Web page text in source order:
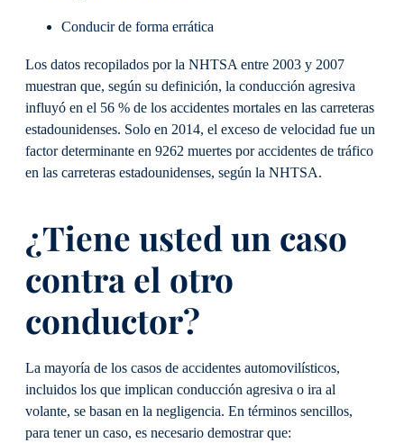
Conducir de forma errática
Los datos recopilados por la NHTSA entre 2003 y 2007
muestran que, según su definición, la conducción agresiva
influyó en el 56 % de los accidentes mortales en las carreteras
estadounidenses. Solo en 2014, el exceso de velocidad fue un
factor determinante en 9262 muertes por accidentes de tráfico
en las carreteras estadounidenses, según la NHTSA.
¿Tiene usted un caso
contra el otro
conductor?
La mayoría de los casos de accidentes automovilísticos,
incluidos los que implican conducción agresiva o ira al
volante, se basan en la negligencia. En términos sencillos,
para tener un caso, es necesario demostrar que: